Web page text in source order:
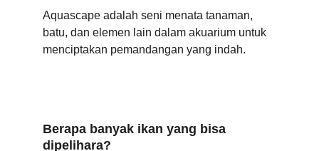
Aquascape adalah seni menata tanaman,
batu, dan elemen lain dalam akuarium untuk
menciptakan pemandangan yang indah.
Berapa banyak ikan yang bisa
dipelihara?